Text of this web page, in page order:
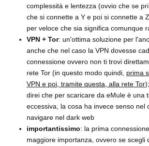
complessità e lentezza (ovvio che se
che si connette a Y e poi si connette a
per veloce che sia significa comunque
VPN + Tor: un'ottima soluzione per
anche che nel caso la VPN dovesse
connessione ovvero non ti trovi
rete Tor (in questo modo quindi, prima
VPN e poi, tramite questa, alla rete Tor
direi che per scaricare da eMule è una
eccessiva, la cosa ha invece senso nel
navigare nel dark web
importantissimo: la prima
maggiore importanza, ovvero se scegli